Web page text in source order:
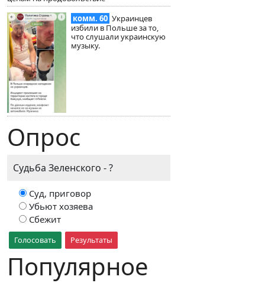
комм. 60 Украинцев
избили в Польше за то,
что слушали украинскую
музыку.
Опрос
Судьба Зеленского - ?
Суд, приговор
Убьют хозяева
Сбежит
Голосовать Результаты
Популярное